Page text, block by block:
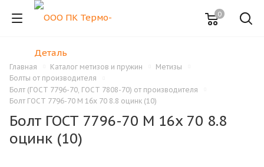
0
Главная Каталог метизов и пружин
Метизы
Болты от производителя
Болт (ГОСТ 7796-70, ГОСТ 7808-70) от производителя
Болт ГОСТ 7796-70 M 16x 70 8.8 оцинк (10)
Болт ГОСТ 7796-70 M 16x 70 8.8
оцинк (10)